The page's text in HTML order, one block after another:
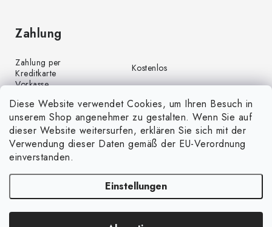
Diese Website verwendet Cookies, um Ihren Besuch in
unserem Shop angenehmer zu gestalten. Wenn Sie auf
dieser Website weitersurfen, erklären Sie sich mit der
Verwendung dieser Daten gemäß der EU-Verordnung
einverstanden.
Einstellungen
Zahlung
Zahlung per
Kreditkarte
Kostenlos
Vorkasse
Zahlung per PayPal
Kostenlos
Nachnahme
€4,00
Copyright 2026GrünGarten.de. Alle Rechte vorbehalten.Cookie-